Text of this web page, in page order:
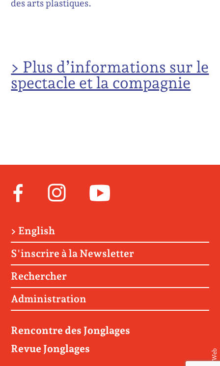
des arts plastiques.
> Plus d’informations sur le
spectacle et la compagnie
Facebook
Instagram
> English
S'inscrire à la Newsletter
Rechercher
Administration
Rencontre des Jonglages
Revue Jonglages